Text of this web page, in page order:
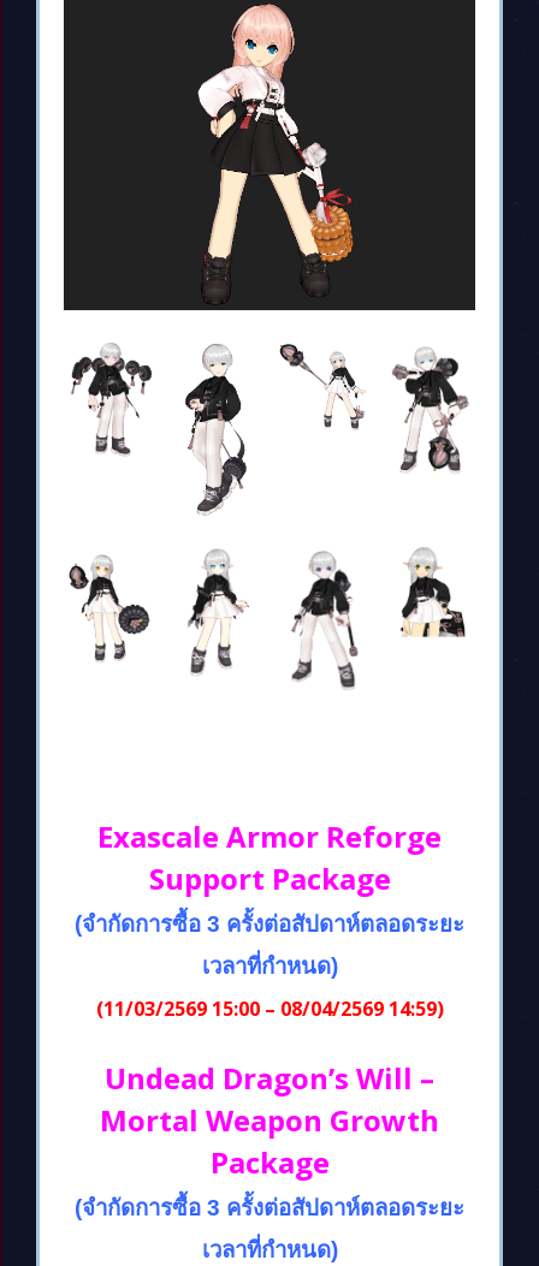
Exascale Armor Reforge
Support Package
(จำกัดการซื้อ 3 ครั้งต่อสัปดาห์ตลอดระยะ
เวลาที่กำหนด)
(11/03/2569 15:00 – 08/04/2569 14:59)
Undead Dragon’s Will –
Mortal Weapon Growth
Package
(จำกัดการซื้อ 3 ครั้งต่อสัปดาห์ตลอดระยะ
เวลาที่กำหนด)